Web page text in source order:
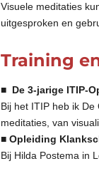
Visuele meditaties
uitgesproken en
Training
■ De 3-jarige ITIP-
Bij het ITIP heb ik
meditaties, van
■ Opleiding
Bij Hilda Postema in